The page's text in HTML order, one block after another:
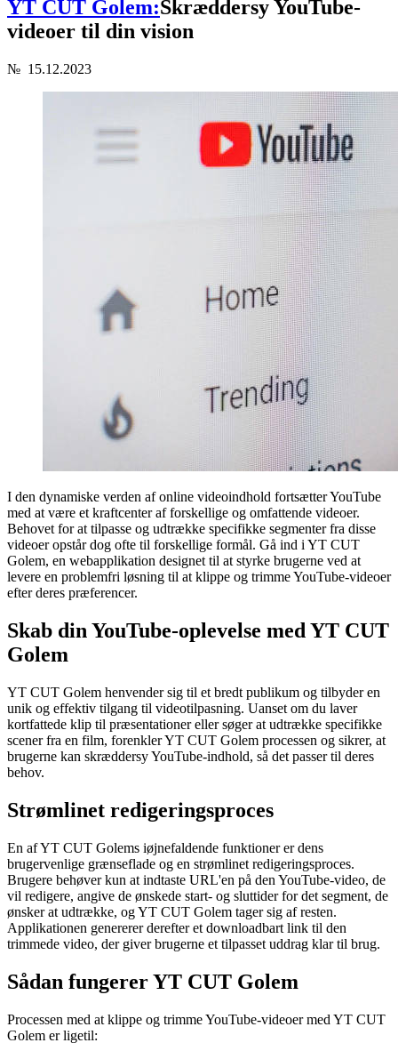
YT CUT Golem:Skræddersy YouTube-
videoer til din vision
№ 15.12.2023
I den dynamiske verden af ​​online videoindhold fortsætter YouTube
med at være et kraftcenter af forskellige og omfattende videoer.
Behovet for at tilpasse og udtrække specifikke segmenter fra disse
videoer opstår dog ofte til forskellige formål. Gå ind i YT CUT
Golem, en webapplikation designet til at styrke brugerne ved at
levere en problemfri løsning til at klippe og trimme YouTube-videoer
efter deres præferencer.
Skab din YouTube-oplevelse med YT CUT
Golem
YT CUT Golem henvender sig til et bredt publikum og tilbyder en
unik og effektiv tilgang til videotilpasning. Uanset om du laver
kortfattede klip til præsentationer eller søger at udtrække specifikke
scener fra en film, forenkler YT CUT Golem processen og sikrer, at
brugerne kan skræddersy YouTube-indhold, så det passer til deres
behov.
Strømlinet redigeringsproces
En af YT CUT Golems iøjnefaldende funktioner er dens
brugervenlige grænseflade og en strømlinet redigeringsproces.
Brugere behøver kun at indtaste URL'en på den YouTube-video, de
vil redigere, angive de ønskede start- og sluttider for det segment, de
ønsker at udtrække, og YT CUT Golem tager sig af resten.
Applikationen genererer derefter et downloadbart link til den
trimmede video, der giver brugerne et tilpasset uddrag klar til brug.
Sådan fungerer YT CUT Golem
Processen med at klippe og trimme YouTube-videoer med YT CUT
Golem er ligetil: